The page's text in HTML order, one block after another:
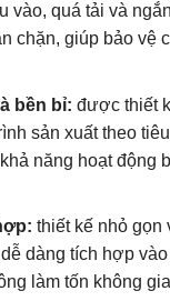
vào, quá tải và
chặn, giúp bảo vệ
bền bỉ: được thiết
sản xuất theo
năng hoạt động
thiết kế nhỏ gọn
dàng tích hợp
làm tốn không